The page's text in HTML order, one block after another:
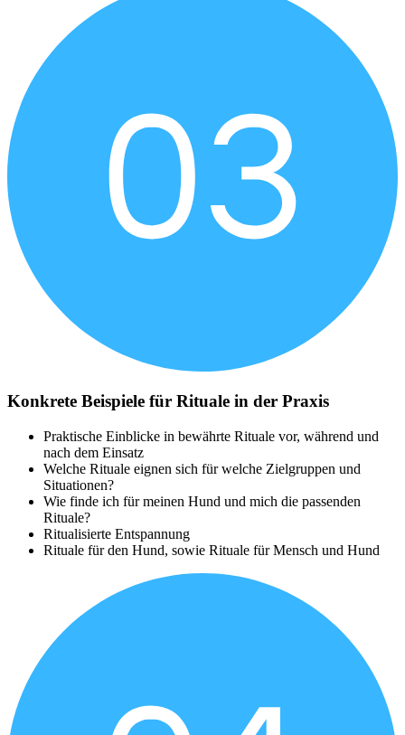
Konkrete Beispiele für Rituale in der Praxis
Praktische Einblicke in bewährte Rituale vor, während und
nach dem Einsatz
Welche Rituale eignen sich für welche Zielgruppen und
Situationen?
Wie finde ich für meinen Hund und mich die passenden
Rituale?
Ritualisierte Entspannung
Rituale für den Hund, sowie Rituale für Mensch und Hund